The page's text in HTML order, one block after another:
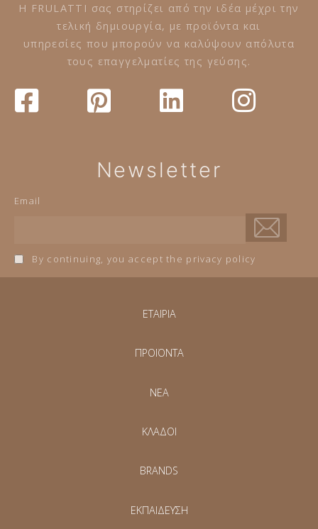
Η FRULATTI σας στηρίζει από την ιδέα μέχρι την
τελική δημιουργία, με προϊόντα και
υπηρεσίες που μπορούν να καλύψουν απόλυτα
τους επαγγελματίες της γεύσης.
Newsletter
Email
By continuing, you accept the privacy policy
ΕΤΑΙΡΙΑ
ΠΡΟΪΟΝΤΑ
NEA
ΚΛΑΔΟΙ
BRANDS
ΕΚΠΑΙΔΕΥΣΗ